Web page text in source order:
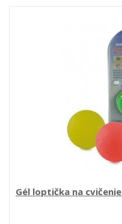
Gél loptička na